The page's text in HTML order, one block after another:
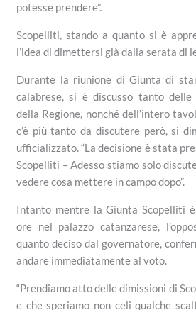
potesse prendere”.
Scopelliti, stando a quanto si è
l’idea di dimettersi già dalla serata di
Durante la riunione di Giunta di
calabrese, si è discusso tanto
della Regione, nonché dell’intero
c’è più tanto da discutere però, si
ufficializzato. “La decisione è stata
Scopelliti – Adesso stiamo solo
vedere cosa mettere in campo dopo”.
Intanto mentre la Giunta Scopelliti
ore nel palazzo catanzarese,
quanto deciso dal governatore,
andare immediatamente al voto.
“Prendiamo atto delle dimissioni di
e che speriamo non celi qualche